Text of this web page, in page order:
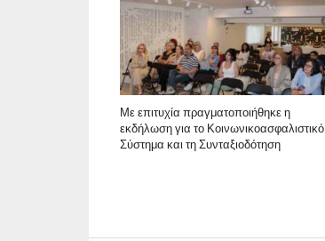
Με επιτυχία πραγματοποιήθηκε η
εκδήλωση για το Κοινωνικοασφαλιστικό
Σύστημα και τη Συνταξιοδότηση